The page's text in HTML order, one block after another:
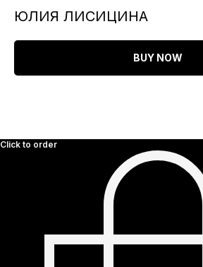
ЮЛИЯ ЛИСИЦИНА
BUY NOW
Click to order